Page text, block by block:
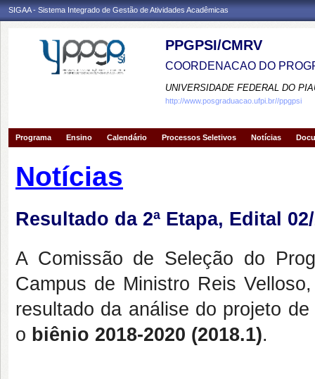
SIGAA - Sistema Integrado de Gestão de Atividades Acadêmicas
PPGPSI/CMRV
COORDENACAO DO
UNIVERSIDADE FEDERAL DO
http://www.posgraduacao.ufpi.br//ppgpsi
Programa Ensino Calendário Processos Seletivos Notícias
Notícias
Resultado da 2ª Etapa, Edital
A Comissão de Seleção do
Campus de Ministro Reis
resultado da análise do projeto
o biênio 2018-2020 (2018.1).